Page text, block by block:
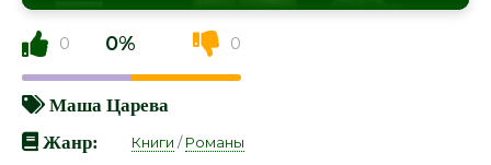
0 0% 0
Маша Царева
Жанр:
Книги /Романы